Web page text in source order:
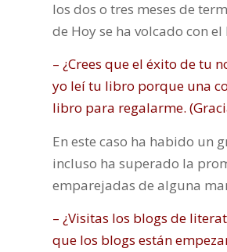
los dos o tres meses de
de Hoy se ha volcado con
– ¿Crees que el éxito de tu
yo leí tu libro porque una
libro para regalarme.
En este caso ha habido un
incluso ha superado la
emparejadas de alguna
– ¿Visitas los blogs de
que los blogs están